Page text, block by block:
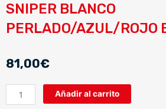
SNIPER BLANCO
PERLADO/AZUL/ROJO
81,00€
CASCO
MT
Añadir al carrito